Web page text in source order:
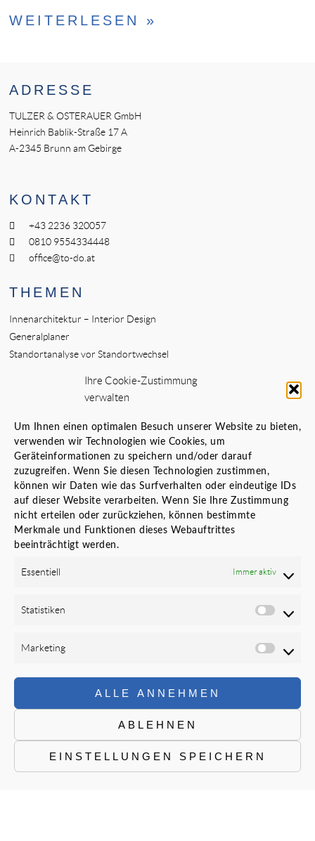
Ihre Cookie-Zustimmung
verwalten
Um Ihnen einen optimalen Besuch unserer Website zu bieten,
verwenden wir Technologien wie Cookies, um
Geräteinformationen zu speichern und/oder darauf
zuzugreifen. Wenn Sie diesen Technologien zustimmen,
können wir Daten wie das Surfverhalten oder eindeutige IDs
auf dieser Website verarbeiten. Wenn Sie Ihre Zustimmung
nicht erteilen oder zurückziehen, können bestimmte
Merkmale und Funktionen dieses Webauftrittes
beeinträchtigt werden.
Essentiell Immer aktiv
Statistiken
Marketing
ALLE ANNEHMEN
ABLEHNEN
EINSTELLUNGEN SPEICHERN
WEITERLESEN »
ADRESSE
TULZER & OSTERAUER GmbH
Heinrich Bablik-Straße 17 A
A-2345 Brunn am Gebirge
KONTAKT
+43 2236 320057
0810 9554334448
office@to-do.at
THEMEN
Innenarchitektur – Interior Design
Generalplaner
Standortanalyse vor Standortwechsel
Planungs- und Baustellenkoordinator
LINKS
Karriere
Datenschutz
Cookie-Richtlinie (EU)
Impressum
Newsletter